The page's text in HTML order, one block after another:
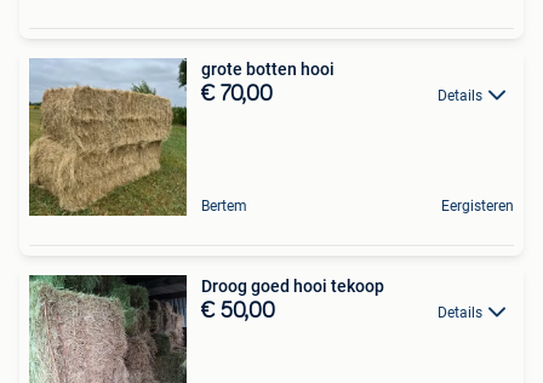
grote botten hooi
€ 70,00 Details
Bertem Eergisteren
Droog goed hooi tekoop
€ 50,00 Details